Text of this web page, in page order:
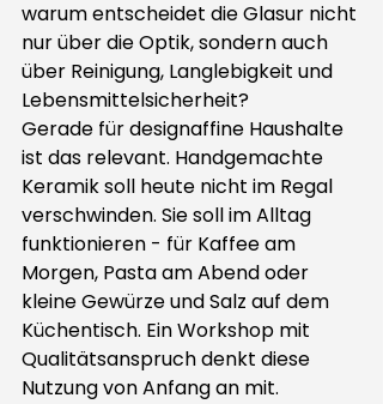
warum entscheidet die Glasur nicht
nur über die Optik, sondern auch
über Reinigung, Langlebigkeit und
Lebensmittelsicherheit?
Gerade für designaffine Haushalte
ist das relevant. Handgemachte
Keramik soll heute nicht im Regal
verschwinden. Sie soll im Alltag
funktionieren - für Kaffee am
Morgen, Pasta am Abend oder
kleine Gewürze und Salz auf dem
Küchentisch. Ein Workshop mit
Qualitätsanspruch denkt diese
Nutzung von Anfang an mit.